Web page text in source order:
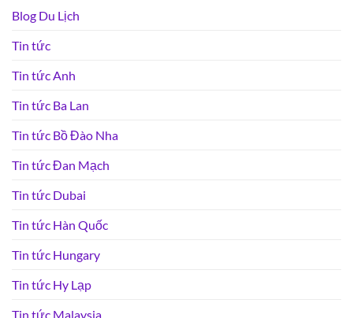
Blog Du Lịch
Tin tức
Tin tức Anh
Tin tức Ba Lan
Tin tức Bồ Đào Nha
Tin tức Đan Mạch
Tin tức Dubai
Tin tức Hàn Quốc
Tin tức Hungary
Tin tức Hy Lạp
Tin tức Malaysia